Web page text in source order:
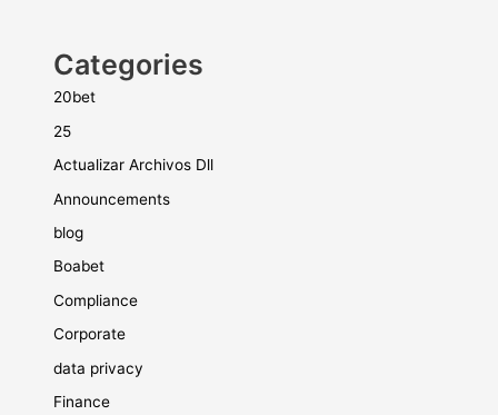
Categories
20bet
25
Actualizar Archivos Dll
Announcements
blog
Boabet
Compliance
Corporate
data privacy
Finance